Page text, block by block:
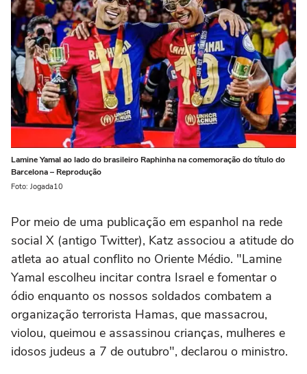
Lamine Yamal ao lado do brasileiro Raphinha na comemoração do título do
Barcelona – Reprodução
Foto: Jogada10
Por meio de uma publicação em espanhol na rede
social X (antigo Twitter), Katz associou a atitude do
atleta ao atual conflito no Oriente Médio. "Lamine
Yamal escolheu incitar contra Israel e fomentar o
ódio enquanto os nossos soldados combatem a
organização terrorista Hamas, que massacrou,
violou, queimou e assassinou crianças, mulheres e
idosos judeus a 7 de outubro", declarou o ministro.